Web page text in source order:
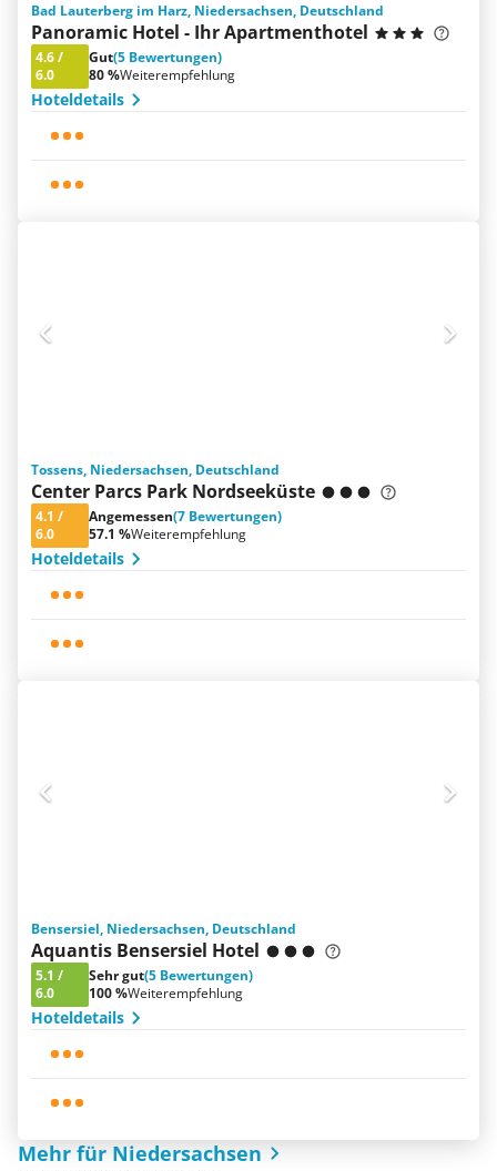
Bad Lauterberg im Harz, Niedersachsen, Deutschland
Panoramic Hotel - Ihr Apartmenthotel
4.6/
6.0
Gut(5 Bewertungen)
80 %Weiterempfehlung
Hoteldetails
Tossens, Niedersachsen, Deutschland
Center Parcs Park Nordseeküste
4.1 /
6.0
Angemessen(7 Bewertungen)
57.1 %Weiterempfehlung
Hoteldetails
Bensersiel, Niedersachsen, Deutschland
Aquantis Bensersiel Hotel
5.1 /
6.0
Sehr gut(5 Bewertungen)
100 %Weiterempfehlung
Hoteldetails
Mehr für Niedersachsen